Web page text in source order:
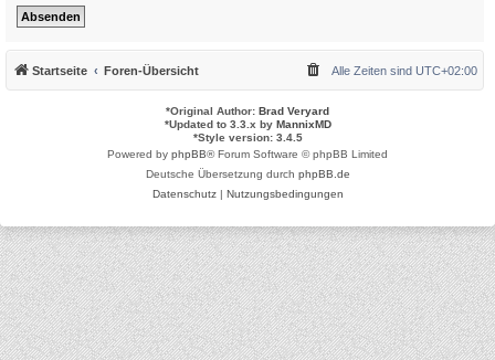
Startseite Foren-Übersicht Alle Zeiten sind UTC+02:00
*Original Author: Brad Veryard
*Updated to 3.3.x by MannixMD
*Style version: 3.4.5
Powered by phpBB® Forum Software © phpBB Limited
Deutsche Übersetzung durch phpBB.de
Datenschutz| Nutzungsbedingungen